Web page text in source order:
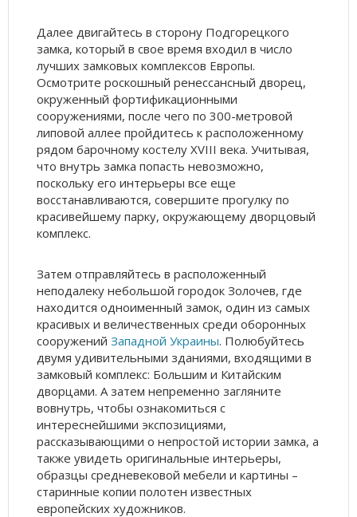
Далее двигайтесь в сторону Подгорецкого
замка, который в свое время входил в число
лучших замковых комплексов Европы.
Осмотрите роскошный ренессансный дворец,
окруженный фортификационными
сооружениями, после чего по 300-метровой
липовой аллее пройдитесь к расположенному
рядом барочному костелу XVIII века. Учитывая,
что внутрь замка попасть невозможно,
поскольку его интерьеры все еще
восстанавливаются, совершите прогулку по
красивейшему парку, окружающему дворцовый
комплекс.
Затем отправляйтесь в расположенный
неподалеку небольшой городок Золочев, где
находится одноименный замок, один из самых
красивых и величественных среди оборонных
сооружений Западной Украины. Полюбуйтесь
двумя удивительными зданиями, входящими в
замковый комплекс: Большим и Китайским
дворцами. А затем непременно загляните
вовнутрь, чтобы ознакомиться с
интереснейшими экспозициями,
рассказывающими о непростой истории замка, а
также увидеть оригинальные интерьеры,
образцы средневековой мебели и картины –
старинные копии полотен известных
европейских художников.